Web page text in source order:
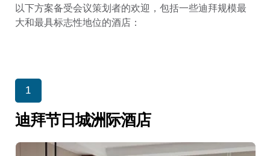
以下方案备受会议策划者的欢迎，包括一些迪拜规模最
大和最具标志性地位的酒店：
1
迪拜节日城洲际酒店